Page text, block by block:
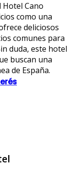
Hotel Cano
como una
deliciosos
comunes para
duda, este hotel
buscan una
de España.